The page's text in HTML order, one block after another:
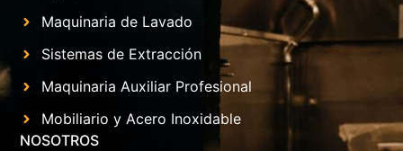
Maquinaria de Lavado
Sistemas de Extracción
Maquinaria Auxiliar Profesional
Mobiliario y Acero Inoxidable
NOSOTROS